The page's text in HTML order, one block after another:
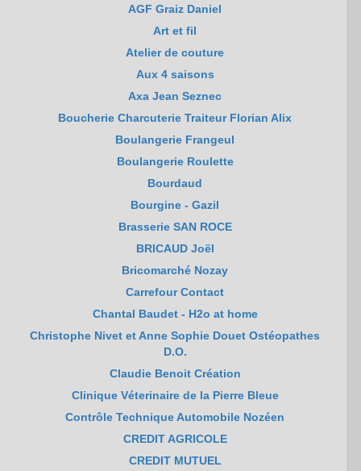
AGF Graiz Daniel
Art et fil
Atelier de couture
Aux 4 saisons
Axa Jean Seznec
Boucherie Charcuterie Traiteur Florian Alix
Boulangerie Frangeul
Boulangerie Roulette
Bourdaud
Bourgine - Gazil
Brasserie SAN ROCE
BRICAUD Joël
Bricomarché Nozay
Carrefour Contact
Chantal Baudet - H2o at home
Christophe Nivet et Anne Sophie Douet Ostéopathes
D.O.
Claudie Benoit Création
Clinique Véterinaire de la Pierre Bleue
Contrôle Technique Automobile Nozéen
CREDIT AGRICOLE
CREDIT MUTUEL